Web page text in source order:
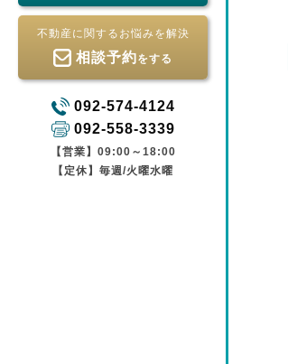
不動産に関するお悩みを解決
相談予約をする
092-574-4124
092-558-3339
【営業】09:00～18:00
【定休】毎週/火曜水曜